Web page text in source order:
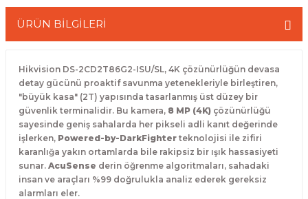
ÜRÜN BİLGİLERİ
Hikvision DS-2CD2T86G2-ISU/SL, 4K çözünürlüğün devasa
detay gücünü proaktif savunma yetenekleriyle birleştiren,
"büyük kasa" (2T) yapısında tasarlanmış üst düzey bir
güvenlik terminalidir. Bu kamera, 8 MP (4K) çözünürlüğü
sayesinde geniş sahalarda her pikseli adli kanıt değerinde
işlerken, Powered-by-DarkFighter teknolojisi ile zifiri
karanlığa yakın ortamlarda bile rakipsiz bir ışık hassasiyeti
sunar. AcuSense derin öğrenme algoritmaları, sahadaki
insan ve araçları %99 doğrulukla analiz ederek gereksiz
alarmları eler.